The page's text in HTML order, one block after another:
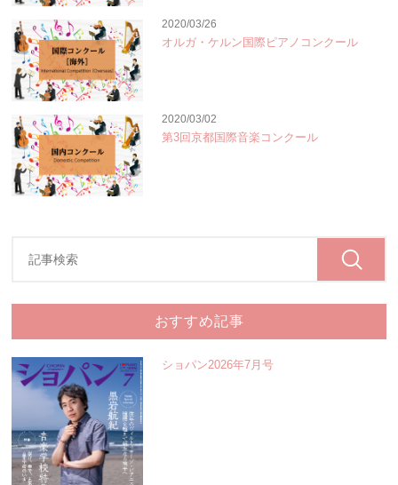
2020/03/26
オルガ・ケルン国際ピアノコンクール
2020/03/02
第3回京都国際音楽コンクール
おすすめ記事
ショパン2026年7月号